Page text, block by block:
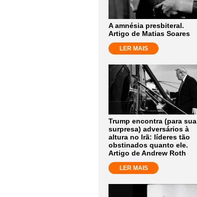
A amnésia presbiteral.
Artigo de Matias Soares
LER MAIS
Trump encontra (para sua
surpresa) adversários à
altura no Irã: líderes tão
obstinados quanto ele.
Artigo de Andrew Roth
LER MAIS